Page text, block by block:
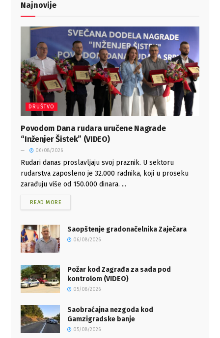
Najnovije
DRUŠTVO
Povodom Dana rudara uručene Nagrade
“Inženjer Šistek” (VIDEO)
06/08/2026
Rudari danas proslavljaju svoj praznik. U sektoru
rudarstva zaposleno je 32.000 radnika, koji u proseku
zarađuju više od 150.000 dinara. ...
READ MORE
Saopštenje gradonačelnika Zaječara
06/08/2026
Požar kod Zagrađa za sada pod
kontrolom (VIDEO)
05/08/2026
Saobraćajna nezgoda kod
Gamzigradske banje
05/08/2026